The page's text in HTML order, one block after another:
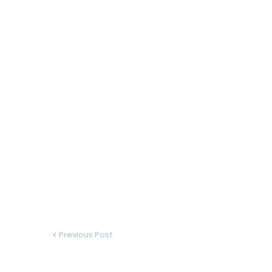
Previous Post